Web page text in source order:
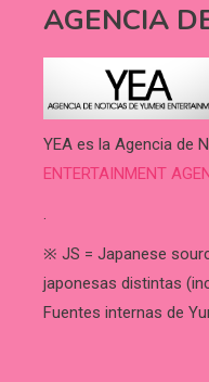
AGENCIA
YEA es la Agencia de
ENTERTAINMENT
.
※ JS = Japanese
japonesas distintas
Fuentes internas de